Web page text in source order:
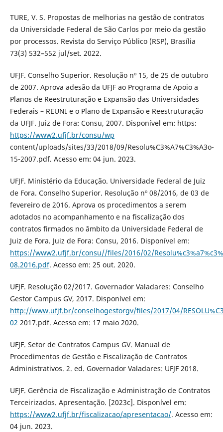
TURE, V. S. Propostas de melhorias na gestão de contratos
da Universidade Federal de São Carlos por meio da gestão
por processos. Revista do Serviço Público (RSP), Brasília
73(3) 532–552 jul/set. 2022.
UFJF. Conselho Superior. Resolução nº 15, de 25 de outubro
de 2007. Aprova adesão da UFJF ao Programa de Apoio a
Planos de Reestruturação e Expansão das Universidades
Federais – REUNI e o Plano de Expansão e Reestruturação
da UFJF. Juiz de Fora: Consu, 2007. Disponível em: https:
https://www2.ufjf.br/consu/wp
content/uploads/sites/33/2018/09/Resolu%C3%A7%C3%A3o-
15-2007.pdf. Acesso em: 04 jun. 2023.
UFJF. Ministério da Educação. Universidade Federal de Juiz
de Fora. Conselho Superior. Resolução nº 08/2016, de 03 de
fevereiro de 2016. Aprova os procedimentos a serem
adotados no acompanhamento e na fiscalização dos
contratos firmados no âmbito da Universidade Federal de
Juiz de Fora. Juiz de Fora: Consu, 2016. Disponível em:
https://www2.ufjf.br/consu//files/2016/02/
08.2016.pdf. Acesso em: 25 out. 2020.
UFJF. Resolução 02/2017. Governador Valadares: Conselho
Gestor Campus GV, 2017. Disponível em:
http://www.ufjf.br/conselhogestorgv/files/2017/04/
02 2017.pdf. Acesso em: 17 maio 2020.
UFJF. Setor de Contratos Campus GV. Manual de
Procedimentos de Gestão e Fiscalização de Contratos
Administrativos. 2. ed. Governador Valadares: UFJF 2018.
UFJF. Gerência de Fiscalização e Administração de Contratos
Terceirizados. Apresentação. [2023c]. Disponível em:
https://www2.ufjf.br/fiscalizacao/apresentacao/. Acesso em:
04 jun. 2023.